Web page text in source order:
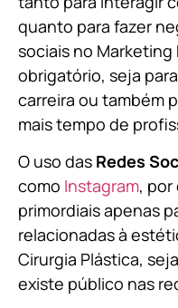
quanto para fazer
sociais no
obrigatório, seja
carreira ou também
mais tempo de
O uso das Redes
como Instagram, por
primordiais apenas
relacionadas à
Cirurgia Plástica, s
existe público nas